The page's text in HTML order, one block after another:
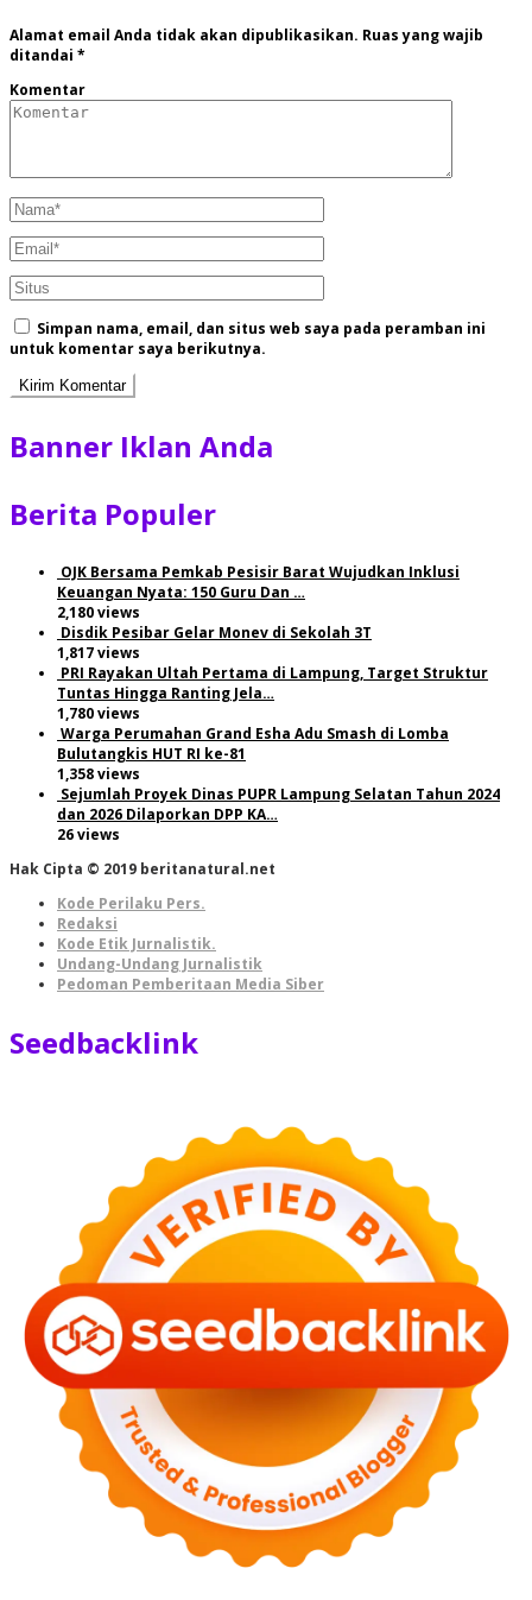
Alamat email Anda tidak akan dipublikasikan. Ruas yang wajib
ditandai *
Komentar
Simpan nama, email, dan situs web saya pada peramban ini
untuk komentar saya berikutnya.
Banner Iklan Anda
Berita Populer
OJK Bersama Pemkab Pesisir Barat Wujudkan Inklusi
Keuangan Nyata: 150 Guru Dan …
2,180 views
Disdik Pesibar Gelar Monev di Sekolah 3T
1,817 views
PRI Rayakan Ultah Pertama di Lampung, Target Struktur
Tuntas Hingga Ranting Jela…
1,780 views
Warga Perumahan Grand Esha Adu Smash di Lomba
Bulutangkis HUT RI ke-81
1,358 views
Sejumlah Proyek Dinas PUPR Lampung Selatan Tahun 2024
dan 2026 Dilaporkan DPP KA…
26 views
Hak Cipta © 2019 beritanatural.net
Kode Perilaku Pers.
Redaksi
Kode Etik Jurnalistik.
Undang-Undang Jurnalistik
Pedoman Pemberitaan Media Siber
Seedbacklink